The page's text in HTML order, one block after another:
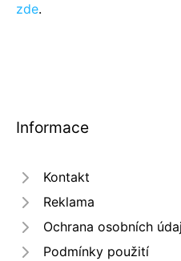
zde.
Informace
Kontakt
Reklama
Ochrana osobních
Podmínky použití